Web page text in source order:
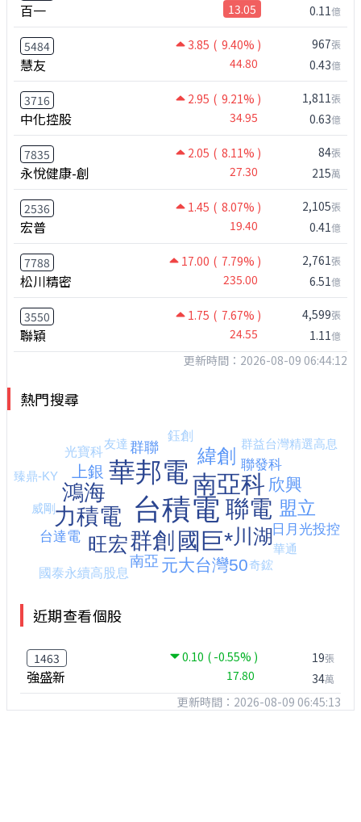
百一 13.05 0.11億
5484 3.85 ( 9.40% )
慧友 44.80
967張
0.43億
3716 2.95 ( 9.21% )
中化控股 34.95
1,811張
0.63億
7835 2.05 ( 8.11% )
永悅健康-創 27.30
84張
215萬
2536 1.45 ( 8.07% )
宏普 19.40
2,105張
0.41億
7788 17.00 ( 7.79% )
松川精密 235.00
2,761張
6.51億
3550 1.75 ( 7.67% )
聯穎 24.55
4,599張
1.11億
更新時間：2026-08-09 06:44:12
熱門搜尋
近期查看個股
1463 0.10 ( -0.55% )
強盛新 17.80
19張
34萬
更新時間：2026-08-09 06:45:13